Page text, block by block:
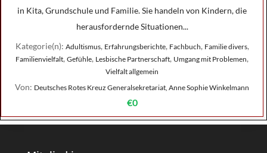
in Kita, Grundschule und Familie. Sie handeln von Kindern, die
herausfordernde Situationen...
Kategorie(n): Adultismus, Erfahrungsberichte, Fachbuch, Familie divers,
Familienvielfalt, Gefühle, Lesbische Partnerschaft, Umgang mit Problemen,
Vielfalt allgemein
Von: Deutsches Rotes Kreuz Generalsekretariat, Anne Sophie Winkelmann
€0